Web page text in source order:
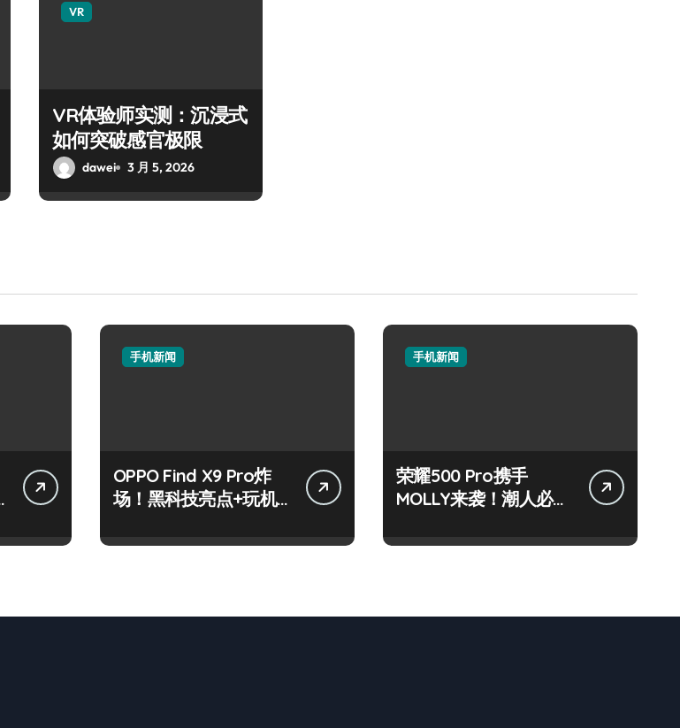
VR
VR体验师实测：沉浸式
如何突破感官极限
dawei 3 月 5, 2026
手机新闻
OPPO Find X9 Pro炸
场！黑科技亮点+玩机
手机新闻
荣耀500 Pro携手
MOLLY来袭！潮人必看